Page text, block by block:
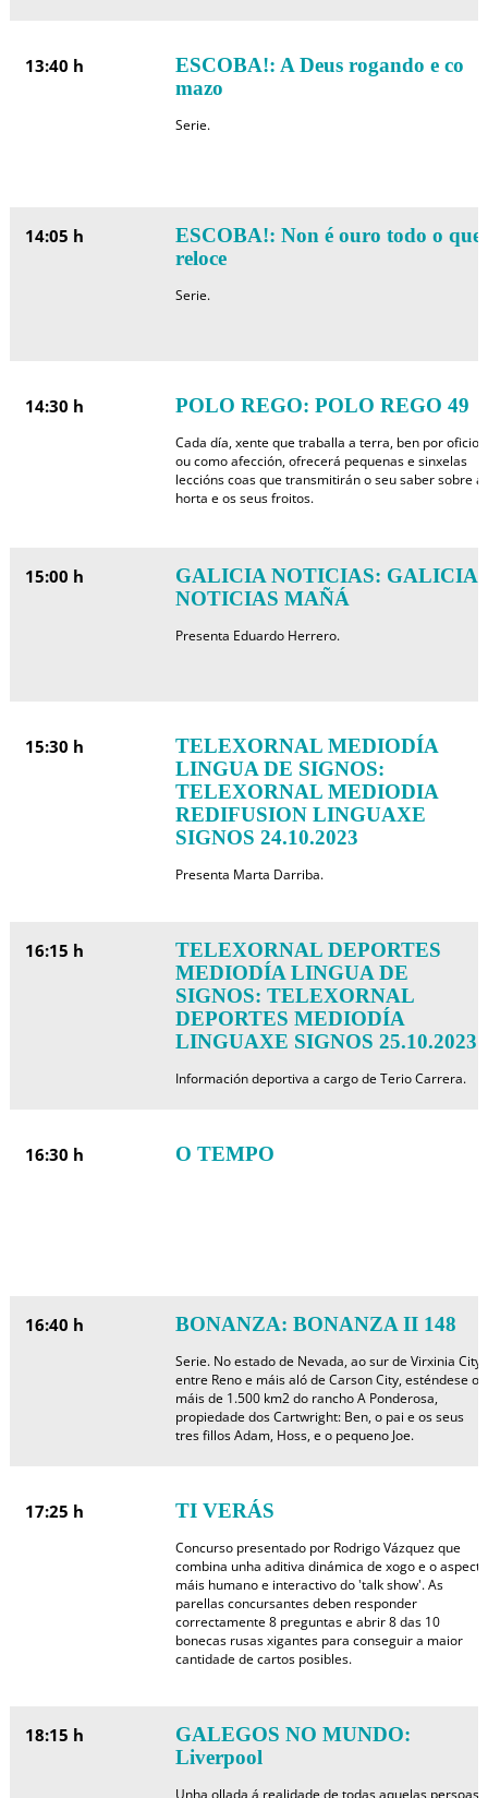
13:40 h
ESCOBA!: A Deus rogando e co
mazo
Serie.
14:05 h
ESCOBA!: Non é ouro todo o que
reloce
Serie.
14:30 h POLO REGO: POLO REGO 49
Cada día, xente que traballa a terra, ben por oficio
ou como afección, ofrecerá pequenas e sinxelas
leccións coas que transmitirán o seu saber sobre a
horta e os seus froitos.
15:00 h
GALICIA NOTICIAS: GALICIA
NOTICIAS MAÑÁ
Presenta Eduardo Herrero.
15:30 h
TELEXORNAL MEDIODÍA
LINGUA DE SIGNOS:
TELEXORNAL MEDIODIA
REDIFUSION LINGUAXE
SIGNOS 24.10.2023
Presenta Marta Darriba.
16:15 h
TELEXORNAL DEPORTES
MEDIODÍA LINGUA DE
SIGNOS: TELEXORNAL
DEPORTES MEDIODÍA
LINGUAXE SIGNOS 25.10.2023
Información deportiva a cargo de Terio Carrera.
16:30 h O TEMPO
16:40 h BONANZA: BONANZA II 148
Serie. No estado de Nevada, ao sur de Virxinia City,
entre Reno e máis aló de Carson City, esténdese os
máis de 1.500 km2 do rancho A Ponderosa,
propiedade dos Cartwright: Ben, o pai e os seus
tres fillos Adam, Hoss, e o pequeno Joe.
17:25 h TI VERÁS
Concurso presentado por Rodrigo Vázquez que
combina unha aditiva dinámica de xogo e o aspecto
máis humano e interactivo do 'talk show'. As
parellas concursantes deben responder
correctamente 8 preguntas e abrir 8 das 10
bonecas rusas xigantes para conseguir a maior
cantidade de cartos posibles.
18:15 h
GALEGOS NO MUNDO:
Liverpool
Unha ollada á realidade de todas aquelas persoas